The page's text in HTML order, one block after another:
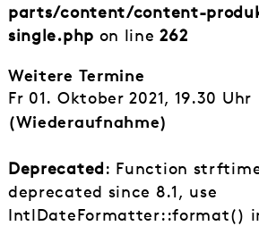
parts/content/content-
single.php on line262
Weitere Termine
Fr 01. Oktober 2021, 19.30 Uhr
(Wiederaufnahme)
Deprecated: Function
deprecated since 8.1, use
IntlDateFormatter::format()